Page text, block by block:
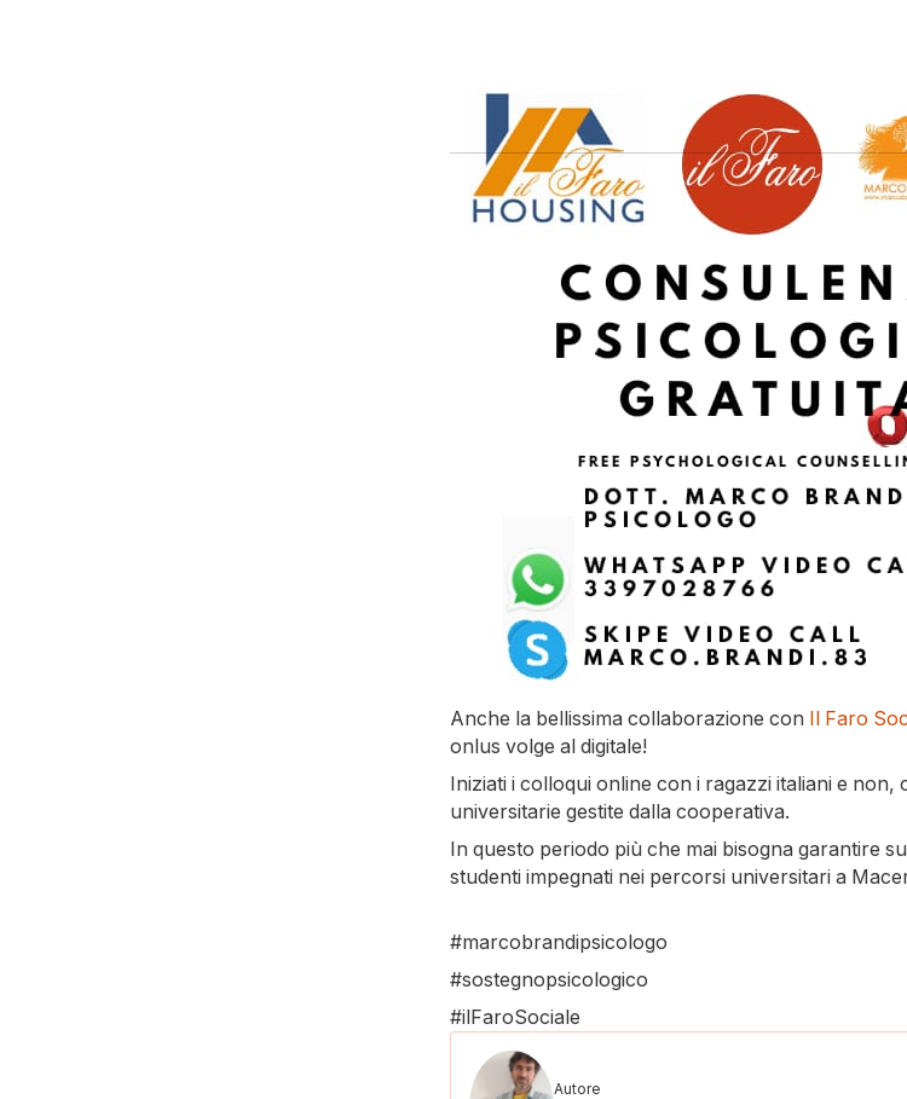
Anche la bellissima collaborazione con Il Faro
onlus volge al digitale!
Iniziati i colloqui online con i ragazzi italiani e non,
universitarie gestite dalla cooperativa.
In questo periodo più che mai bisogna garantire
studenti impegnati nei percorsi universitari a
#marcobrandipsicologo
#sostegnopsicologico
#ilFaroSociale
Autore